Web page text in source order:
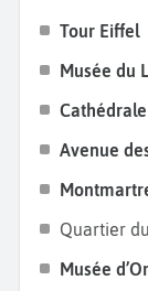
Tour Eiffel
Musée du
Avenue
Quartier
Musée